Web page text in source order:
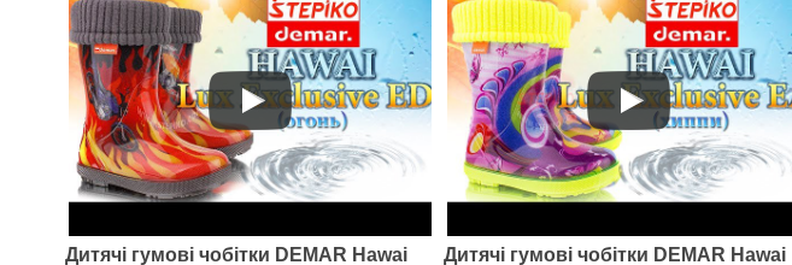
Дитячі гумові чобітки DEMAR Hawai
Дитячі гумові чобітки DEMAR Hawai